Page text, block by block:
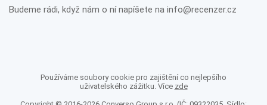
Budeme rádi, když nám o ní napíšete na info@recenzer.cz
Používáme soubory cookie pro zajištění co nejlepšího
uživatelského zážitku. Více zde